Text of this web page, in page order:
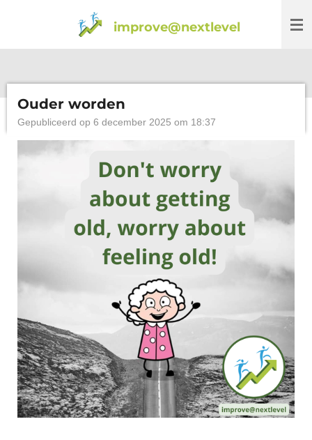
improve@nextlevel
Ouder worden
Gepubliceerd op 6 december 2025 om 18:37